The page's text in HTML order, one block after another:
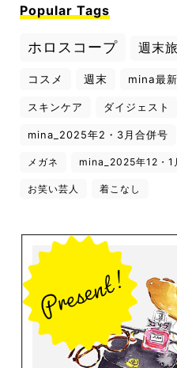
Popular Tags
ホロスコープ 週末旅
コスメ 週末 mina最
スキンケア ダイジェスト
mina_2025年2・3月合併号
メガネ mina_2025年12・1
お笑い芸人 着こなし